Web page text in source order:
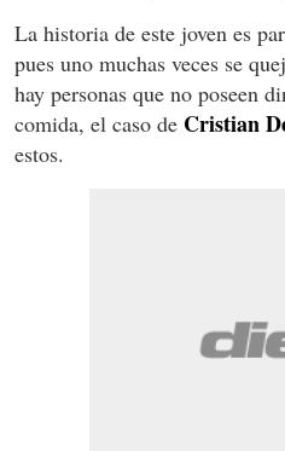
La historia de este joven es
pues uno muchas veces se
hay personas que no poseen
comida, el caso de Cristian
estos.